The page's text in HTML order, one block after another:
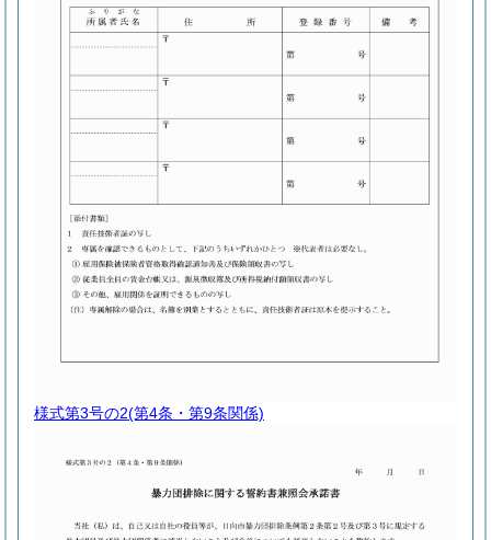
様式第3号の2(第4条・第9条関係)